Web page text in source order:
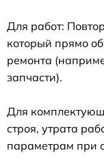
Для работ:
который прямо
ремонта
запчасти).
Для
строя, утрата
параметрам при